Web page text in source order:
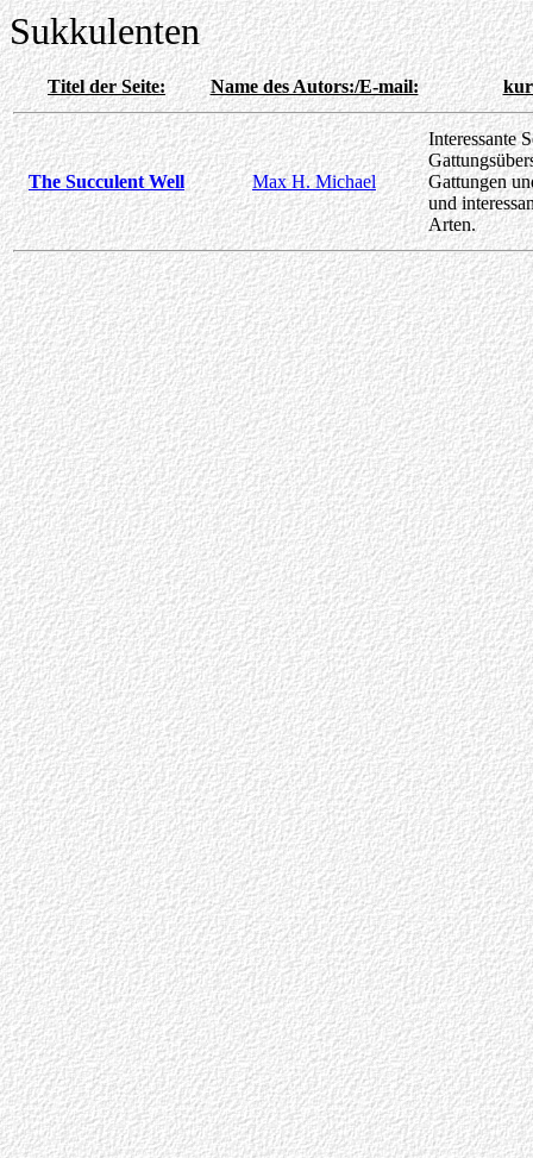
Sukkulenten
Titel der Seite: Name des Autors:/E-mail:
The Succulent Well Max H. Michael
Interessante
Gattungen
und
Arten.